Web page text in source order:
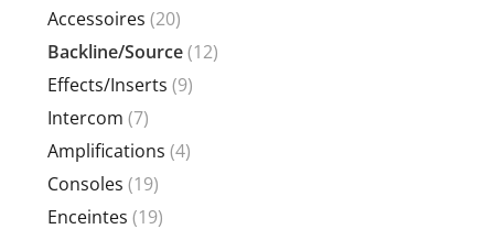
Accessoires (20)
Backline/Source(12)
Effects/Inserts (9)
Intercom (7)
Amplifications (4)
Consoles (19)
Enceintes (19)